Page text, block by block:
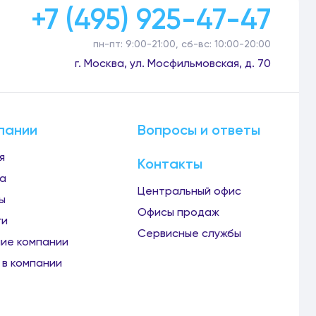
+7 (495) 925-47-47
пн-пт: 9:00-21:00, сб-вс: 10:00-20:00
г. Москва, ул. Мосфильмовская, д. 70
компании
компании
Вопросы и ответы
Контакты
Центральный офис
Офисы продаж
Сервисные службы